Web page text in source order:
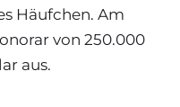
Häufchen. Am
von 250.000
aus.